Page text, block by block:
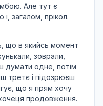
Але тут є
загалом, прікол.
що в якийсь момент
зоврали,
думати одне, потім
третє і підозрюєш
що я прям хочу
хочеця продовження.